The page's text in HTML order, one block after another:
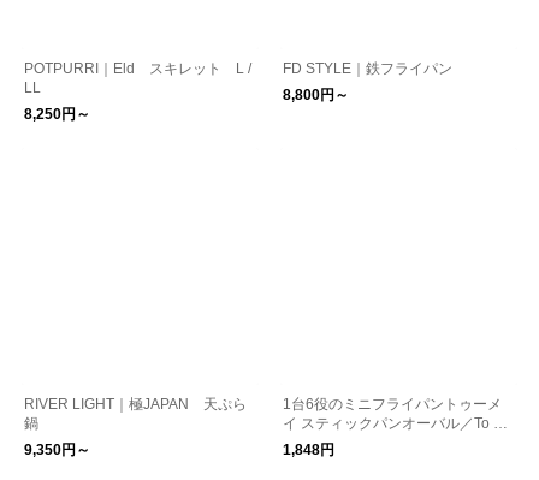
POTPURRI｜Eld スキレット L /
LL
8,250円～
FD STYLE｜鉄フライパン
8,800円～
RIVER LIGHT｜極JAPAN 天ぷら
鍋
9,350円～
1台6役のミニフライパントゥーメ
イ スティックパンオーバル／To Ma
y
1,848円